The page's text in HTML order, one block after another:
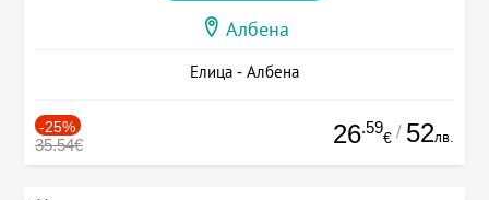
Албена
Елица - Албена
-25%
35.54€ 26.59
€ / 52лв.